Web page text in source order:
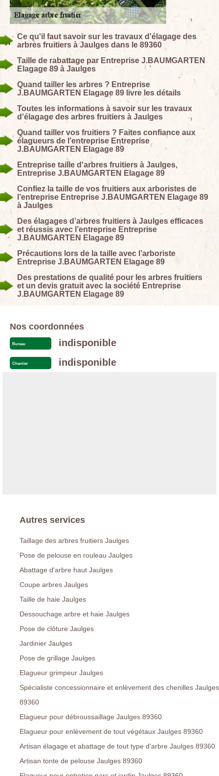
Ce qu'il faut savoir sur les travaux d'élagage des
arbres fruitiers à Jaulges dans le 89360
Taille de rabattage par Entreprise J.BAUMGARTEN
Elagage 89 à Jaulges
Quand tailler les arbres ? Entreprise
J.BAUMGARTEN Elagage 89 livre les détails
Toutes les informations à savoir sur les travaux
d'élagage des arbres fruitiers à Jaulges
Quand tailler vos fruitiers ? Faites confiance aux
élagueurs de l’entreprise Entreprise
J.BAUMGARTEN Elagage 89
Entreprise taille d'arbres fruitiers à Jaulges,
Entreprise J.BAUMGARTEN Elagage 89
Confiez la taille de vos fruitiers aux arboristes de
l’entreprise Entreprise J.BAUMGARTEN Elagage 89
à Jaulges
Des élagages d’arbres fruitiers à Jaulges efficaces
et réussis avec l’entreprise Entreprise
J.BAUMGARTEN Elagage 89
Précautions lors de la taille avec l’arboriste
Entreprise J.BAUMGARTEN Elagage 89
Des prestations de qualité pour les arbres fruitiers
et un devis gratuit avec la société Entreprise
J.BAUMGARTEN Elagage 89
Nos coordonnées
Bureau indisponible
Chantier indisponible
Autres services
Taillage des arbres fruitiers Jaulges
Pose de pelouse en rouleau Jaulges
Abattage d'arbre haut Jaulges
Coupe arbres Jaulges
Taille de haie Jaulges
Dessouchage arbre et haie Jaulges
Pose de clôture Jaulges
Jardinier Jaulges
Pose de grillage Jaulges
Elagueur grimpeur Jaulges
Spécialiste concessionnaire et enlèvement des chenilles Jaulges
89360
Elagueur pour débroussaillage Jaulges 89360
Elagueur pour enlèvement de tout végétaux Jaulges 89360
Artisan élagage et abattage de tout type d'arbre Jaulges 89360
Artisan tonte de pelouse Jaulges 89360